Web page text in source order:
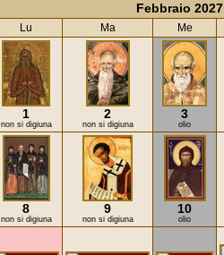
Febbraio 2027
Lu Ma Me
1
non si digiuna
2
non si digiuna
3
olio
8
non si digiuna
9
non si digiuna
10
olio